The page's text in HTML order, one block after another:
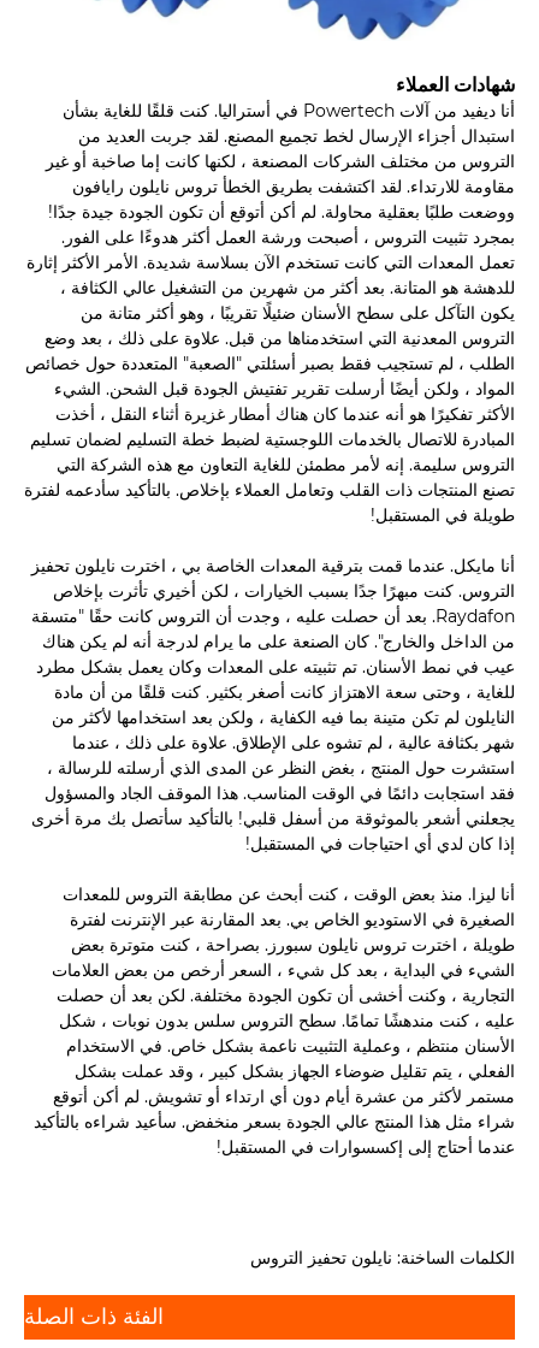
شهادات العملاء
أنا ديفيد من آلات Powertech في أستراليا. كنت قلقًا للغاية بشأن
استبدال أجزاء الإرسال لخط تجميع المصنع. لقد جربت العديد من
التروس من مختلف الشركات المصنعة ، لكنها كانت إما صاخبة أو غير
مقاومة للارتداء. لقد اكتشفت بطريق الخطأ تروس نايلون رايافون
ووضعت طلبًا بعقلية محاولة. لم أكن أتوقع أن تكون الجودة جيدة جدًا!
بمجرد تثبيت التروس ، أصبحت ورشة العمل أكثر هدوءًا على الفور.
تعمل المعدات التي كانت تستخدم الآن بسلاسة شديدة. الأمر الأكثر إثارة
للدهشة هو المتانة. بعد أكثر من شهرين من التشغيل عالي الكثافة ،
يكون التآكل على سطح الأسنان ضئيلًا تقريبًا ، وهو أكثر متانة من
التروس المعدنية التي استخدمناها من قبل. علاوة على ذلك ، بعد وضع
الطلب ، لم تستجيب فقط بصبر أسئلتي "الصعبة" المتعددة حول خصائص
المواد ، ولكن أيضًا أرسلت تقرير تفتيش الجودة قبل الشحن. الشيء
الأكثر تفكيرًا هو أنه عندما كان هناك أمطار غزيرة أثناء النقل ، أخذت
المبادرة للاتصال بالخدمات اللوجستية لضبط خطة التسليم لضمان تسليم
التروس سليمة. إنه لأمر مطمئن للغاية التعاون مع هذه الشركة التي
تصنع المنتجات ذات القلب وتعامل العملاء بإخلاص. بالتأكيد سأدعمه لفترة
طويلة في المستقبل!
أنا مايكل. عندما قمت بترقية المعدات الخاصة بي ، اخترت نايلون تحفيز
التروس. كنت مبهرًا جدًا بسبب الخيارات ، لكن أخيري تأثرت بإخلاص
Raydafon. بعد أن حصلت عليه ، وجدت أن التروس كانت حقًا "متسقة
من الداخل والخارج". كان الصنعة على ما يرام لدرجة أنه لم يكن هناك
عيب في نمط الأسنان. تم تثبيته على المعدات وكان يعمل بشكل مطرد
للغاية ، وحتى سعة الاهتزاز كانت أصغر بكثير. كنت قلقًا من أن مادة
النايلون لم تكن متينة بما فيه الكفاية ، ولكن بعد استخدامها لأكثر من
شهر بكثافة عالية ، لم تشوه على الإطلاق. علاوة على ذلك ، عندما
استشرت حول المنتج ، بغض النظر عن المدى الذي أرسلته للرسالة ،
فقد استجابت دائمًا في الوقت المناسب. هذا الموقف الجاد والمسؤول
يجعلني أشعر بالموثوقة من أسفل قلبي! بالتأكيد سأتصل بك مرة أخرى
إذا كان لدي أي احتياجات في المستقبل!
أنا ليزا. منذ بعض الوقت ، كنت أبحث عن مطابقة التروس للمعدات
الصغيرة في الاستوديو الخاص بي. بعد المقارنة عبر الإنترنت لفترة
طويلة ، اخترت تروس نايلون سبورز. بصراحة ، كنت متوترة بعض
الشيء في البداية ، بعد كل شيء ، السعر أرخص من بعض العلامات
التجارية ، وكنت أخشى أن تكون الجودة مختلفة. لكن بعد أن حصلت
عليه ، كنت مندهشًا تمامًا. سطح التروس سلس بدون نوبات ، شكل
الأسنان منتظم ، وعملية التثبيت ناعمة بشكل خاص. في الاستخدام
الفعلي ، يتم تقليل ضوضاء الجهاز بشكل كبير ، وقد عملت بشكل
مستمر لأكثر من عشرة أيام دون أي ارتداء أو تشويش. لم أكن أتوقع
شراء مثل هذا المنتج عالي الجودة بسعر منخفض. سأعيد شراءه بالتأكيد
عندما أحتاج إلى إكسسوارات في المستقبل!
الكلمات الساخنة: نايلون تحفيز التروس
الفئة ذات الصلة